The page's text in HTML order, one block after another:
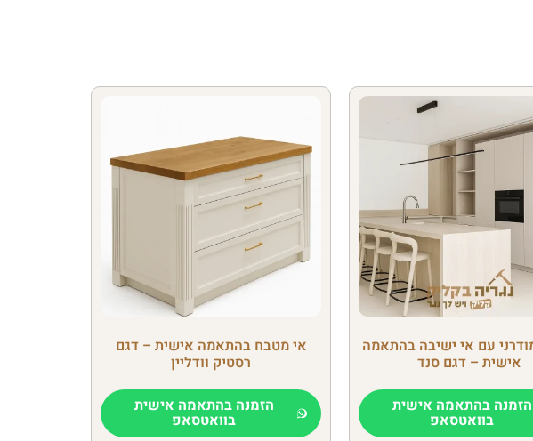
עם אי ישיבה בהתאמה
אישית – דגם סנד
הזמנה בהתאמה אישית
בוואטסאפ
אי מטבח בהתאמה אישית – דגם
רסטיק וודליין
הזמנה בהתאמה אישית
בוואטסאפ